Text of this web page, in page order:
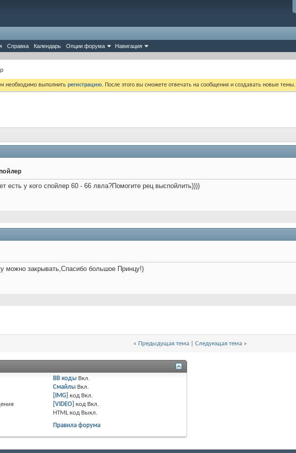
Справка Календарь Опции форума Навигация
необходимо выполнить регистрацию. После этого вы сможете отвечать на сообщения и создавать новые темы.
есть у кого спойлер 60 - 66 лвла?Помогите рец выспойлить))))
можно закрывать,Спасибо большое Принцу!)
« Предыдущая тема Следующая тема »
BB коды Вкл.
Смайлы Вкл.
[IMG] код Вкл.
[VIDEO] код Вкл.
HTML код Выкл.
Правила форума